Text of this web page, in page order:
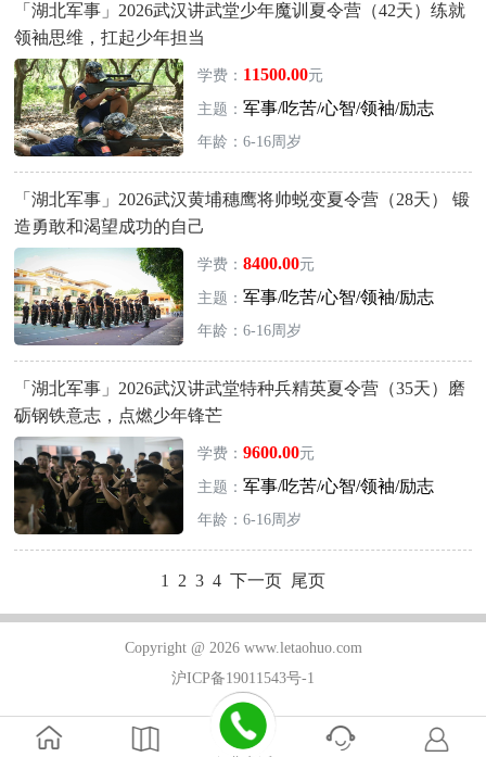
「湖北军事」2026武汉讲武堂少年魔训夏令营（42天）练就
领袖思维，扛起少年担当
学费： 11500.00元
主题： 军事/吃苦/心智/领袖/励志
年龄：6-16周岁
「湖北军事」2026武汉黄埔穗鹰将帅蜕变夏令营（28天） 锻
造勇敢和渴望成功的自己
学费： 8400.00元
主题： 军事/吃苦/心智/领袖/励志
年龄：6-16周岁
「湖北军事」2026武汉讲武堂特种兵精英夏令营（35天）磨
砺钢铁意志，点燃少年锋芒
学费： 9600.00元
主题： 军事/吃苦/心智/领袖/励志
年龄：6-16周岁
1 2 3 4 下一页 尾页
Copyright @ 2026 www.letaohuo.com
沪ICP备19011543号-1